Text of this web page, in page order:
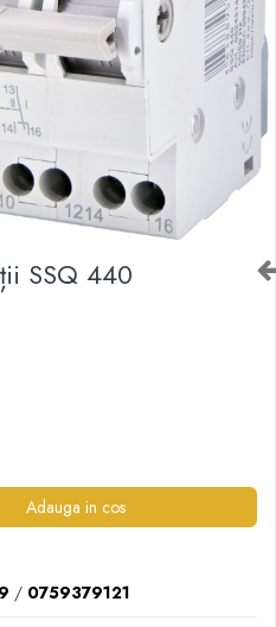
SSQ 440
Adauga in cos
/ 0759379121